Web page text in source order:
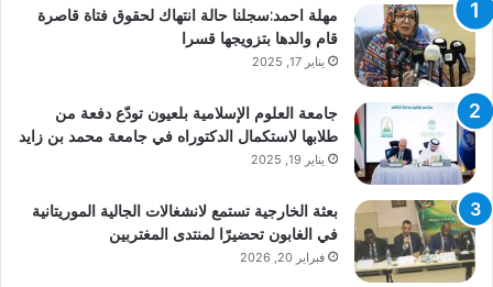
مهلة احمد:سجلنا حالة انتهاك لحقوق فتاة قاصرة
قام والدها بتزويجها قسرا
يناير 17, 2025
جامعة العلوم الإسلامية بلعيون تودّع دفعة من
طلابها لاستكمال الدكتوراه في جامعة محمد بن زايد
يناير 19, 2025
بعثة الخارجية تستمع لانشغالات الجالية الموريتانية
في الغابون تحضيرًا لمنتدى المغتربين
فبراير 20, 2026